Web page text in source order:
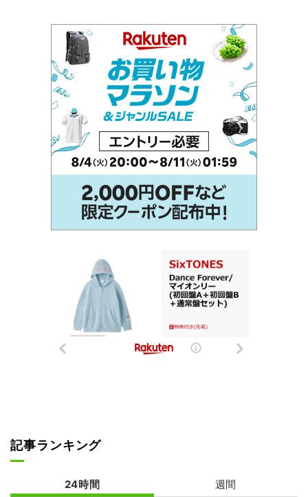
記事ランキング
24時間 週間